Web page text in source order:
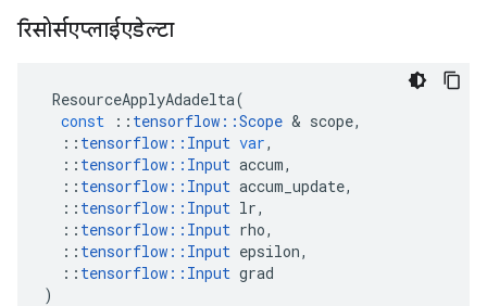
रिसोर्सएप्लाईएडेल्टा
ResourceApplyAdadelta(
const
:: tensorflow ::Scope & scope,
:: tensorflow :: Input var,
:: tensorflow :: Input accum,
:: tensorflow :: Input accum_update,
:: tensorflow :: Input lr,
:: tensorflow :: Input rho,
:: tensorflow :: Input epsilon,
:: tensorflow :: Input grad
)